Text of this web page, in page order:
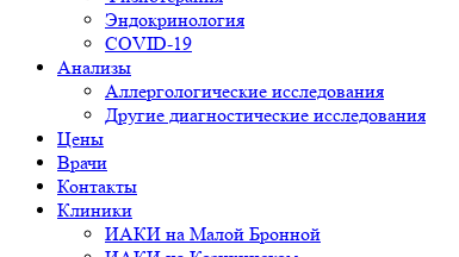
Эндокринология
COVID-19
Анализы
Аллергологические исследования
Другие диагностические исследования
Цены
Врачи
Контакты
Клиники
ИАКИ на Малой Бронной